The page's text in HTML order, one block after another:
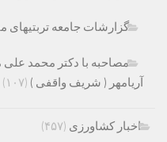
گزارشات جامعه تربتیهای
مصاحبه با دکتر محمد علی
آریامهر ( شریف واقفی ) (۱۰۷)
اخبار کشاورزی (۴۵۷)